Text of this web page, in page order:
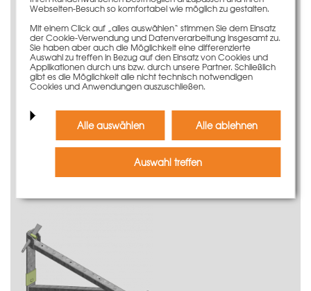
Pfostenhalter Multigurt kpl. Secuset
Gewicht 2.68 kg
Mehr Informationen
Webseiten-Besuch so komfortabel wie möglich zu gestalten.
Mit einem Click auf „alles auswählen“ stimmen Sie dem Einsatz
der Cookie-Verwendung und Datenverarbeitung insgesamt zu.
Sie haben aber auch die Möglichkeit eine differenzierte
Auswahl zu treffen in Bezug auf den Einsatz von Cookies und
Applikationen durch uns bzw. durch unsere Partner. Schließlich
gibt es die Möglichkeit alle nicht technisch notwendigen
Cookies und Anwendungen auszuschließen.
Alle auswählen Alle ablehnen
Auswahl treffen